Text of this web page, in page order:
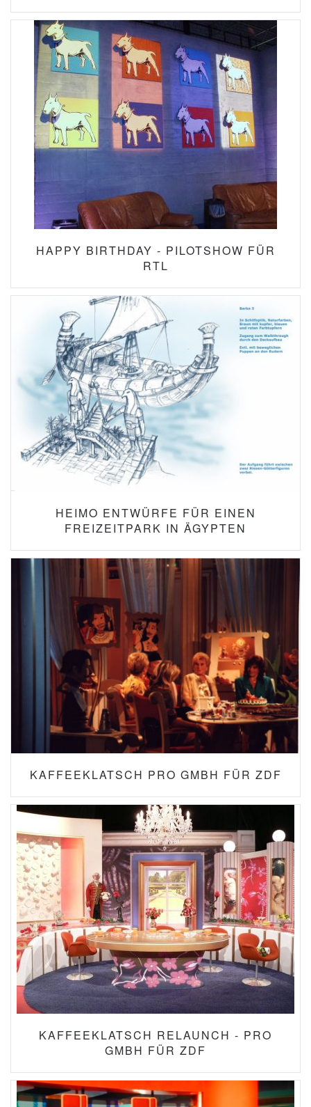
HAPPY BIRTHDAY - PILOTSHOW FÜR
RTL
HEIMO ENTWÜRFE FÜR EINEN
FREIZEITPARK IN ÄGYPTEN
KAFFEEKLATSCH PRO GMBH FÜR ZDF
KAFFEEKLATSCH RELAUNCH - PRO
GMBH FÜR ZDF